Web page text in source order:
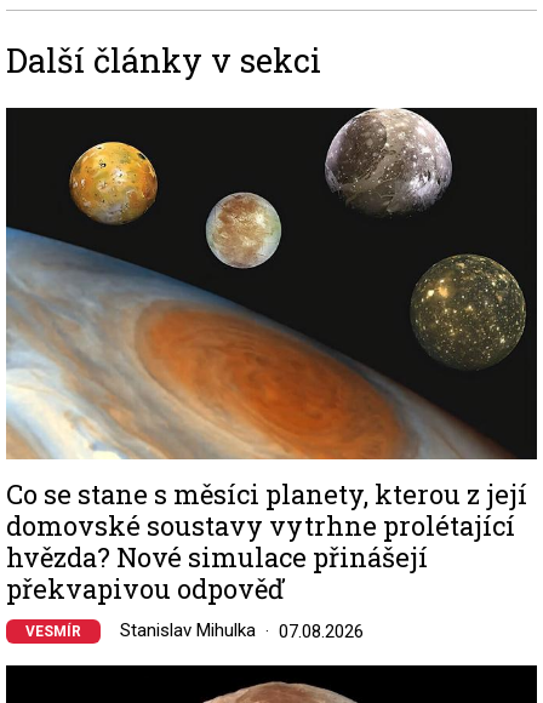
Další články v sekci
Co se stane s měsíci planety, kterou z její
domovské soustavy vytrhne prolétající
hvězda? Nové simulace přinášejí
překvapivou odpověď
VESMÍR Stanislav Mihulka 07.08.2026